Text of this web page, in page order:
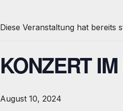
Diese Veranstaltung hat bereits
KONZERT
August 10, 2024